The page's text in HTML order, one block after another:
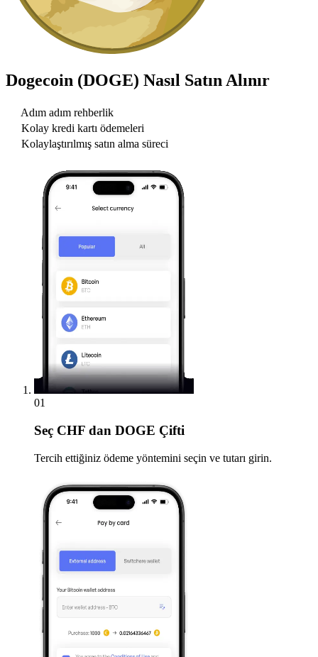
Dogecoin (DOGE) Nasıl Satın Alınır
Adım adım rehberlik
Kolay kredi kartı ödemeleri
Kolaylaştırılmış satın alma süreci
01
Seç CHF dan DOGE Çifti
Tercih ettiğiniz ödeme yöntemini seçin ve tutarı girin.